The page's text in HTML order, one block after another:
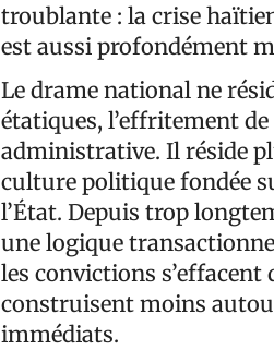
troublante : la crise
est aussi profondément
Le drame national ne
étatiques, l’effritement
administrative. Il réside
culture politique fondée
l’État. Depuis trop
une logique
les convictions s’effacent
construisent moins
immédiats.